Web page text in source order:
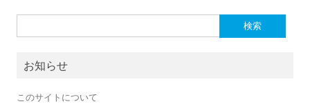
お知らせ
このサイトについて